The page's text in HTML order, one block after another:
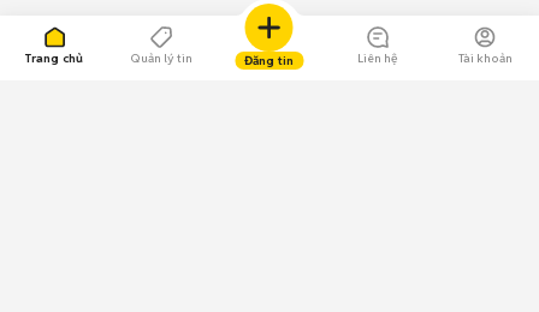
Trang chủ Quản lý tin Đăng tin Liên hệ Tài khoản